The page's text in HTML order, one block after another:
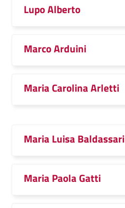
Lupo Alberto
Marco Arduini
Maria Carolina Arletti
Maria Luisa Baldassari
Maria Paola Gatti